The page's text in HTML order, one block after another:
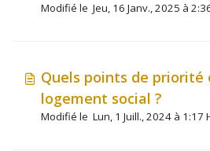
Modifié le Jeu, 16
Quels points de
logement social ?
Modifié le Lun, 1 Juill., 2024 à